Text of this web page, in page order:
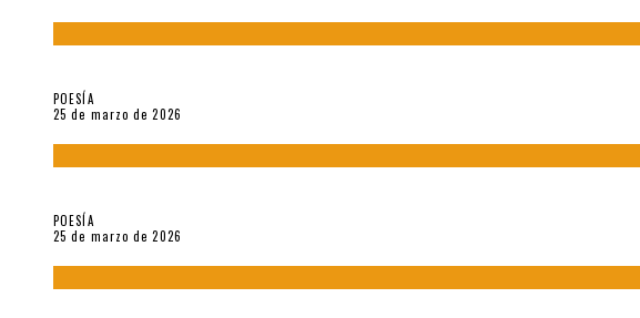
POESÍA
25 de marzo de 2026
POESÍA
25 de marzo de 2026